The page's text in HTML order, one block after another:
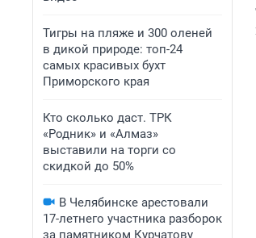
Тигры на пляже и 300 оленей
в дикой природе: топ-24
самых красивых бухт
Приморского края
Кто сколько даст. ТРК
«Родник» и «Алмаз»
выставили на торги со
скидкой до 50%
В Челябинске арестовали
17-летнего участника разборок
за памятником Курчатову